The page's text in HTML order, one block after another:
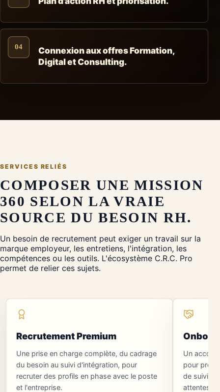
04
Connexion aux offres Formation,
Digital et Consulting.
SERVICES RELIÉS
COMPOSER UNE MISSION
360 SELON LA VRAIE
SOURCE DU BESOIN RH.
Un besoin de recrutement peut exiger un travail sur la
marque employeur, les entretiens, l'intégration, les
compétences ou les outils. L'écosystème C.R.C. Pro
permet de relier ces sujets.
Recrutement Premium
Une prise en charge complète, du cadrage
du besoin au suivi d'intégration, pour
recruter des profils en phase avec le poste
et l'entreprise.
Un
pour
de suivi et
attentes